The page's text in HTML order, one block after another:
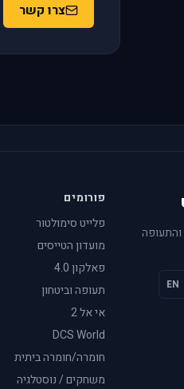
צרו קשר
והתעופה
EN
פורומים
פלייט סימולטור
מועדון הטייסים
פאלקון 4.0
תעופה וביטחון
אי אל 2
DCS World
חומרה/חומרה ביתית
משחקים / נוסטלגיה